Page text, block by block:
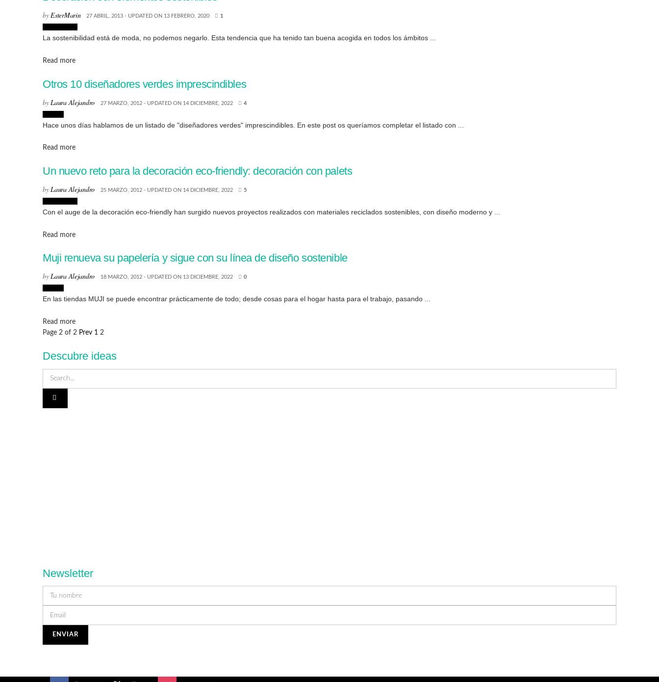
byEsterMarin 27 ABRIL, 2013 - UPDATED ON 13 FEBRERO, 2020 1
La sostenibilidad está de moda, no podemos negarlo. Esta tendencia que ha tenido tan buena acogida en todos los ámbitos ...
Read moreDetails
Otros 10 diseñadores verdes imprescindibles
by Laura Alejandro 27 MARZO, 2012 - UPDATED ON 14 DICIEMBRE, 2022 4
Hace unos días hablamos de un listado de "diseñadores verdes" imprescindibles. En este post os queríamos completar el listado con ...
Read moreDetails
Un nuevo reto para la decoración eco-friendly: decoración con palets
byLaura Alejandro 25 MARZO, 2012 - UPDATED ON 14 DICIEMBRE, 2022 5
Con el auge de la decoración eco-friendly han surgido nuevos proyectos realizados con materiales reciclados sostenibles, con diseño moderno y ...
Read moreDetails
Muji renueva su papelería y sigue con su línea de diseño sostenible
byLaura Alejandro 18 MARZO, 2012 - UPDATED ON 13 DICIEMBRE, 2022 0
En las tiendas MUJI se puede encontrar prácticamente de todo; desde cosas para el hogar hasta para el trabajo, pasando ...
Read moreDetails
Page 2 of 2 Prev 1 2
Descubre ideas
Newsletter